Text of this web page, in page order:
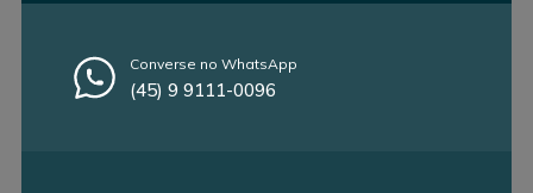
Converse no WhatsApp
(45) 9 9111-0096